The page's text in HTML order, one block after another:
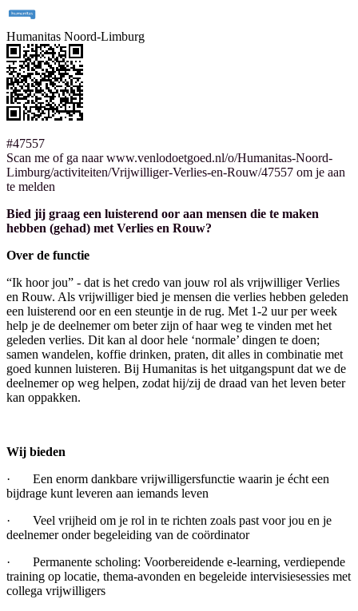
Humanitas Noord-Limburg
#47557
Scan me of ga naar www.venlodoetgoed.nl/o/Humanitas-Noord-
Limburg/activiteiten/Vrijwilliger-Verlies-en-Rouw/47557 om je aan
te melden
Bied jij graag een luisterend oor aan mensen die te maken
hebben (gehad) met Verlies en Rouw?
Over de functie
“Ik hoor jou” - dat is het credo van jouw rol als vrijwilliger Verlies
en Rouw. Als vrijwilliger bied je mensen die verlies hebben geleden
een luisterend oor en een steuntje in de rug. Met 1-2 uur per week
help je de deelnemer om beter zijn of haar weg te vinden met het
geleden verlies. Dit kan al door hele ‘normale’ dingen te doen;
samen wandelen, koffie drinken, praten, dit alles in combinatie met
goed kunnen luisteren. Bij Humanitas is het uitgangspunt dat we de
deelnemer op weg helpen, zodat hij/zij de draad van het leven beter
kan oppakken.
Wij bieden
· Een enorm dankbare vrijwilligersfunctie waarin je écht een
bijdrage kunt leveren aan iemands leven
· Veel vrijheid om je rol in te richten zoals past voor jou en je
deelnemer onder begeleiding van de coördinator
· Permanente scholing: Voorbereidende e-learning, verdiepende
training op locatie, thema-avonden en begeleide intervisiesessies met
collega vrijwilligers